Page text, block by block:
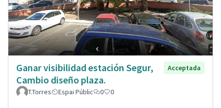
Ganar visibilidad estación Segur,
Cambio diseño plaza.
Acceptada
T.Torres Espai Públic 0 0